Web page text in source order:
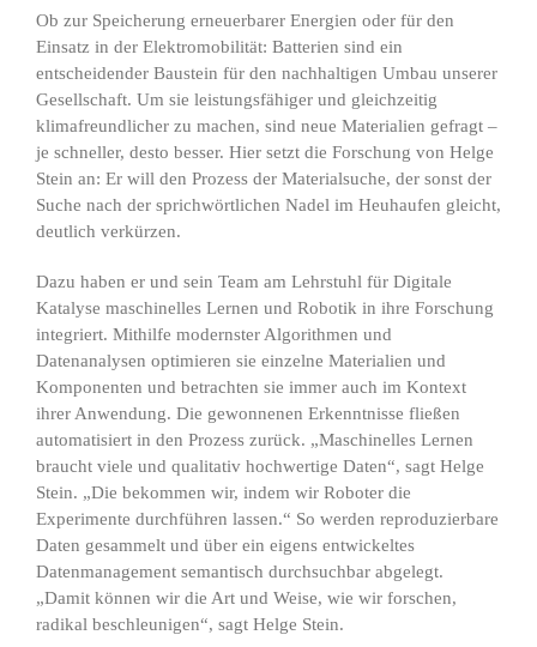
Ob zur Speicherung erneuerbarer Energien oder für den
Einsatz in der Elektromobilität: Batterien sind ein
entscheidender Baustein für den nachhaltigen Umbau unserer
Gesellschaft. Um sie leistungsfähiger und gleichzeitig
klimafreundlicher zu machen, sind neue Materialien gefragt –
je schneller, desto besser. Hier setzt die Forschung von Helge
Stein an: Er will den Prozess der Materialsuche, der sonst der
Suche nach der sprichwörtlichen Nadel im Heuhaufen gleicht,
deutlich verkürzen.
Dazu haben er und sein Team am Lehrstuhl für Digitale
Katalyse maschinelles Lernen und Robotik in ihre Forschung
integriert. Mithilfe modernster Algorithmen und
Datenanalysen optimieren sie einzelne Materialien und
Komponenten und betrachten sie immer auch im Kontext
ihrer Anwendung. Die gewonnenen Erkenntnisse fließen
automatisiert in den Prozess zurück. „Maschinelles Lernen
braucht viele und qualitativ hochwertige Daten“, sagt Helge
Stein. „Die bekommen wir, indem wir Roboter die
Experimente durchführen lassen.“ So werden reproduzierbare
Daten gesammelt und über ein eigens entwickeltes
Datenmanagement semantisch durchsuchbar abgelegt.
„Damit können wir die Art und Weise, wie wir forschen,
radikal beschleunigen“, sagt Helge Stein.